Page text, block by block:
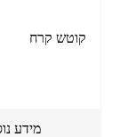
קוטש קרח
מידע